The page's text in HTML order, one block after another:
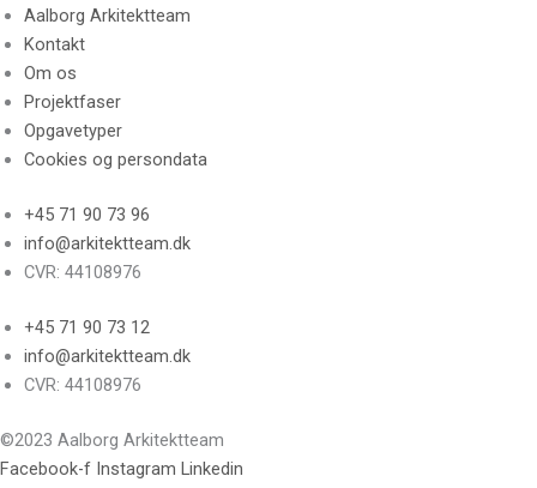
Aalborg Arkitektteam
Kontakt
Om os
Projektfaser
Opgavetyper
Cookies og persondata
+45 71 90 73 96
info@arkitektteam.dk
CVR: 44108976
+45 71 90 73 12
info@arkitektteam.dk
CVR: 44108976
©2023 Aalborg Arkitektteam
Facebook-f Instagram Linkedin